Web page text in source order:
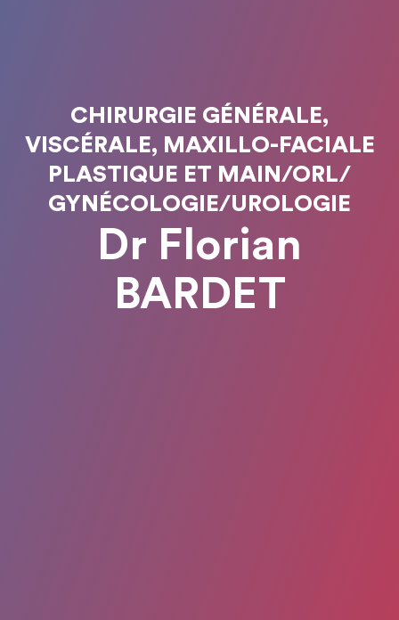
CHIRURGIE GÉNÉRALE,
VISCÉRALE, MAXILLO-FACIALE
PLASTIQUE ET MAIN/ORL/
GYNÉCOLOGIE/UROLOGIE
Dr Florian
BARDET